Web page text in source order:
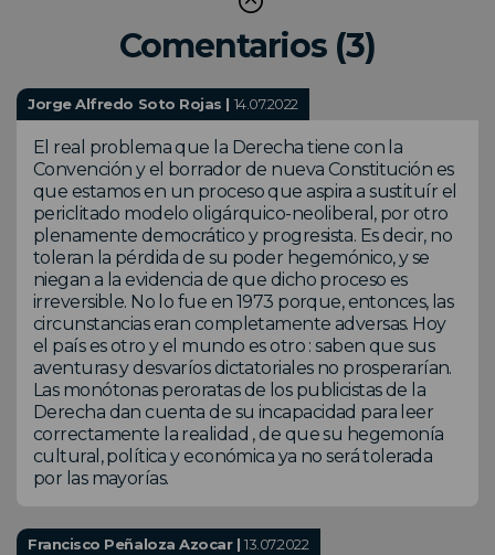
Comentarios (3)
Jorge Alfredo Soto Rojas | 14.07.2022
El real problema que la Derecha tiene con la
Convención y el borrador de nueva Constitución es
que estamos en un proceso que aspira a sustituír el
periclitado modelo oligárquico-neoliberal, por otro
plenamente democrático y progresista. Es decir, no
toleran la pérdida de su poder hegemónico, y se
niegan a la evidencia de que dicho proceso es
irreversible. No lo fue en 1973 porque, entonces, las
circunstancias eran completamente adversas. Hoy
el país es otro y el mundo es otro : saben que sus
aventuras y desvaríos dictatoriales no prosperarían.
Las monótonas peroratas de los publicistas de la
Derecha dan cuenta de su incapacidad para leer
correctamente la realidad , de que su hegemonía
cultural, política y económica ya no será tolerada
por las mayorías.
Francisco Peñaloza Azocar |13.07.2022